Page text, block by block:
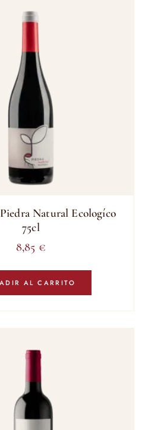
Natural Ecologíco
75cl
8,85 €
AL CARRITO